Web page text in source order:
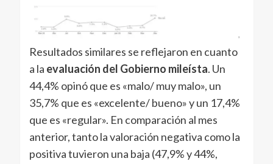
Resultados similares se reflejaron en cuanto
a la evaluación del Gobierno mileísta. Un
44,4% opinó que es «malo/ muy malo», un
35,7% que es «excelente/ bueno» y un 17,4%
que es «regular». En comparación al mes
anterior, tanto la valoración negativa como la
positiva tuvieron una baja (47,9% y 44%,